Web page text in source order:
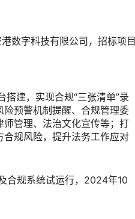
数字科技有限公司，招标项目
建，实现合规“三张清单”录
预警机制提醒、合规管理委
管理、法治文化宣传等；打
规风险，提升法务工作应对
合规系统试运行，2024年10